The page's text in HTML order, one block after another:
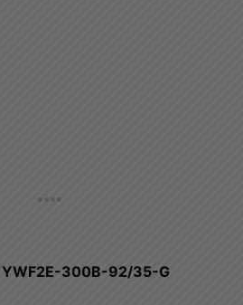
YWF2E-300B-92/35-G